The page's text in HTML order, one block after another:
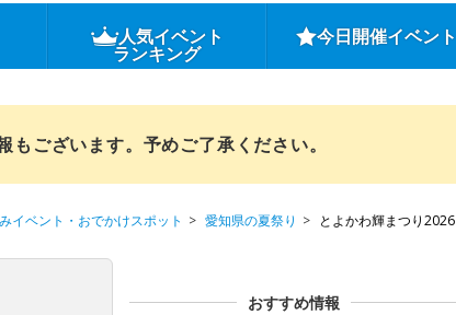
人気イベント
ランキング
今日開催イベント
ございます。予めご了承ください。
イベント・おでかけスポット 愛知県の夏祭り とよかわ輝まつり2026
おすすめ情報